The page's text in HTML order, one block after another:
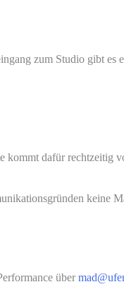
zum Studio gibt es
kommt dafür rechtzeitig
keine
über